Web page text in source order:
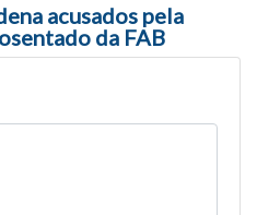
acusados pela
da FAB